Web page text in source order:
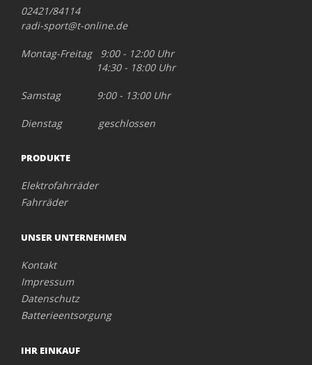
02421/84114
radi-sport@t-online.de
Montag-Freitag 9:00 - 12:00 Uhr
14:30 - 18:00 Uhr
Samstag 9:00 - 13:00 Uhr
Dienstag geschlossen
PRODUKTE
Elektrofahrräder
Fahrräder
UNSER UNTERNEHMEN
Kontakt
Impressum
Datenschutz
Batterieentsorgung
IHR EINKAUF